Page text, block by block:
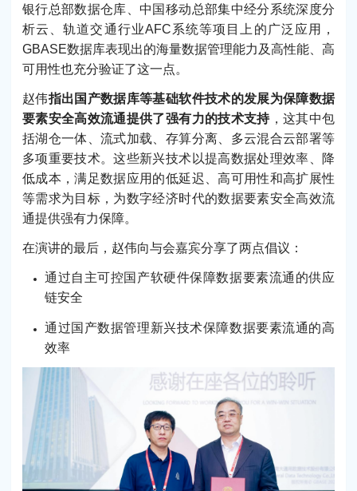
银行总部数据仓库、中国移动总部集中经分系统深度分
析云、轨道交通行业AFC系统等项目上的广泛应用，
GBASE数据库表现出的海量数据管理能力及高性能、高
可用性也充分验证了这一点。
赵伟指出国产数据库等基础软件技术的发展为保障数据
要素安全高效流通提供了强有力的技术支持，这其中包
括湖仓一体、流式加载、存算分离、多云混合云部署等
多项重要技术。这些新兴技术以提高数据处理效率、降
低成本，满足数据应用的低延迟、高可用性和高扩展性
等需求为目标，为数字经济时代的数据要素安全高效流
通提供强有力保障。
在演讲的最后，赵伟向与会嘉宾分享了两点倡议：
通过自主可控国产软硬件保障数据要素流通的供应
链安全
通过国产数据管理新兴技术保障数据要素流通的高
效率